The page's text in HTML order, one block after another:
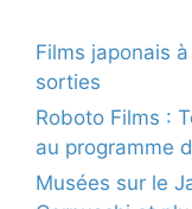
Films japonais
sorties
Roboto Films :
au programme
Musées sur le